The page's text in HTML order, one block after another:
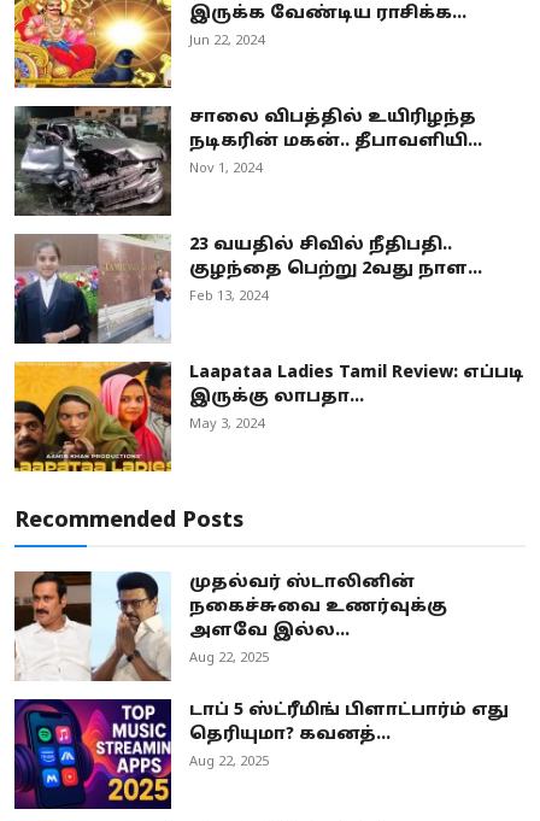
இருக்க வேண்டிய ராசிக்க...
Jun 22, 2024
சாலை விபத்தில் உயிரிழந்த
நடிகரின் மகன்.. தீபாவளியி...
Nov 1, 2024
23 வயதில் சிவில் நீதிபதி..
குழந்தை பெற்று 2வது நாள...
Feb 13, 2024
Laapataa Ladies Tamil Review: எப்படி
இருக்கு லாபதா...
May 3, 2024
Recommended Posts
முதல்வர் ஸ்டாலினின்
நகைச்சுவை உணர்வுக்கு
அளவே இல்ல...
Aug 22, 2025
டாப் 5 ஸ்ட்ரீமிங் பிளாட்பார்ம் எது
தெரியுமா? கவனத்...
Aug 22, 2025